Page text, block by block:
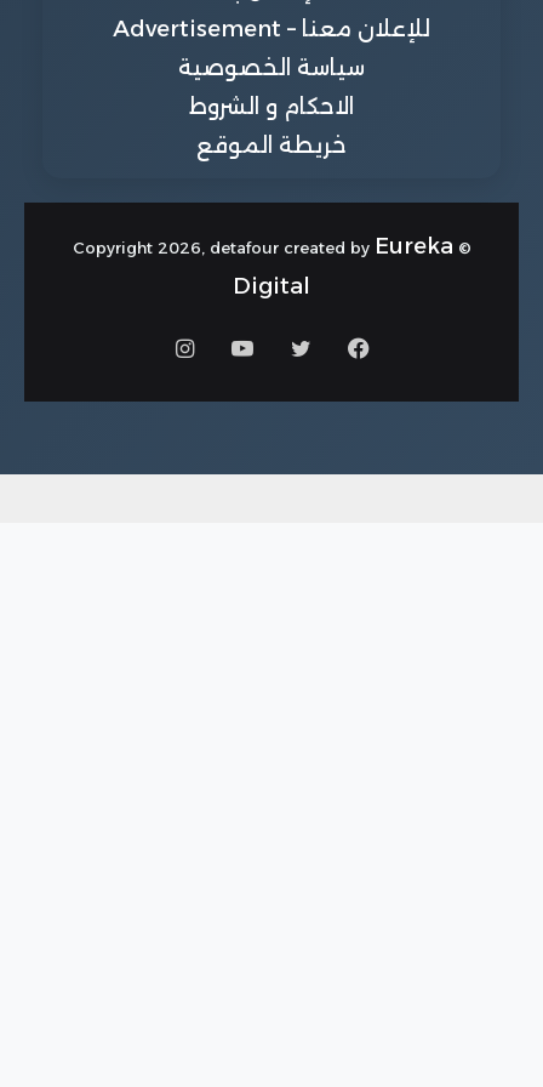
للإعلان معنا – Advertisement
سياسة الخصوصية
الاحكام و الشروط
خريطة الموقع
© Copyright 2026, detafour created by
Eureka
Digital
فيسبوكتويتر يوتيوبانستقرام